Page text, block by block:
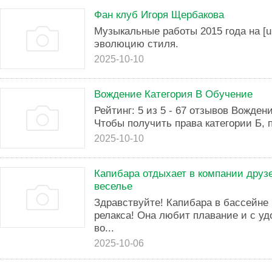
Фан клуб Игоря Щербакова
Музыкальные работы 2015 года на
эволюцию стиля.
2025-10-10
Вождение Категория В Обучение
Рейтинг: 5 из 5 - 67 отзывов
Чтобы получить права категории Б,
2025-10-10
Капибара отдыхает в компании
веселье
Здравствуйте! Капибара в
релакса! Она любит плавание и с
во...
2025-10-06